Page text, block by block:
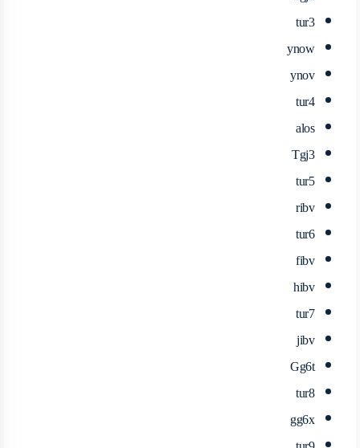
tur3
ynow
ynov
tur4
alos
Tgj3
tur5
ribv
tur6
fibv
hibv
tur7
jibv
Gg6t
tur8
gg6x